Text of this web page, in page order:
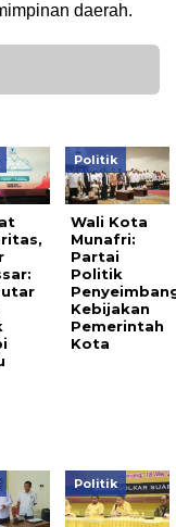
daerah.
Politik
Wali Kota
Munafri:
Partai
Politik
Kebijakan
Pemerintah
Kota
Politik